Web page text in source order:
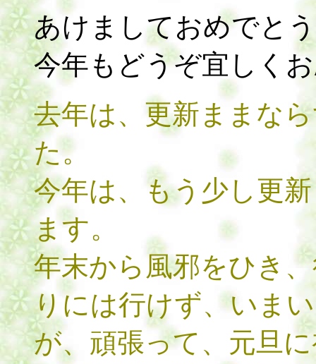
あけましておめでと
今年もどうぞ宜しく
去年は、更新ままな
た。
今年は、もう少し更
ます。
年末から風邪をひき
りには行けず、いま
が、頑張って、元旦